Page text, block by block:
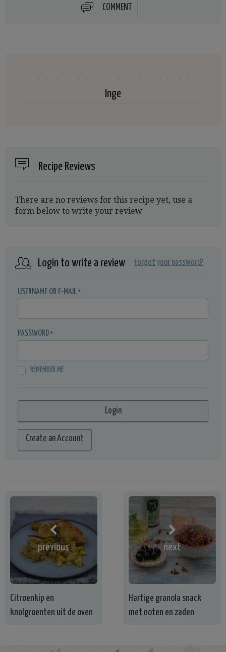
COMMENT
Inge
Recipe Reviews
There are no reviews for this recipe yet, use a
form below to write your review
Login to write a review Forgot your password?
USERNAME OR E-MAIL *
PASSWORD *
REMEMBER ME
Create an Account
previous
Citroenkip en
knolgroenten uit de oven
next
Hartige granola snack
met noten en zaden